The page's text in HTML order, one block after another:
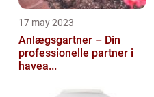
17 may 2023
Anlægsgartner – Din
professionelle partner i
havea...